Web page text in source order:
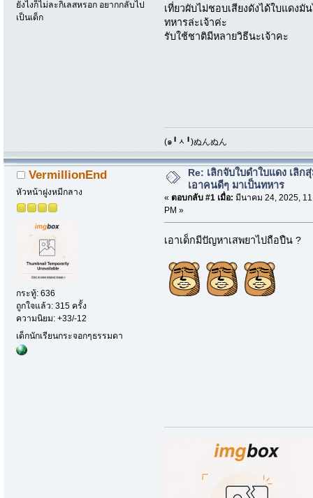
ยังไงก็ไม่ละกิเลสหรอก อยากกลับไป
เป็นเด็ก
เที่ยวผับไม่ชอบเสียงดังได้ใบแดงมั
ทหารล่ะเจ้าค่ะ
รับใช้ชาติมีหลายวิธีนะเจ้าคะ
​(๑╹ᆺ╹)ぬんぬん
VermillionEnd
หัวหน้าฝูงหมีกลาง
กระทู้: 636
ถูกใจแล้ว: 315 ครั้ง
ความนิยม: +33/-12
เด็กนักเรียนกระจอกๆธรรมดา
Re: เลิกจับใบดำใบแดง เลิก
เอาคนดีๆ มาเป็นทหาร
« ตอบกลับ #1 เมื่อ: มีนาคม 24, 2025,
PM »
เอาเด็กมีปัญหาเสพยาไปถือปืน ?